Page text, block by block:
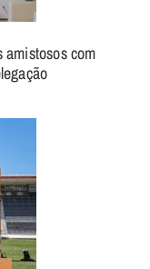
com